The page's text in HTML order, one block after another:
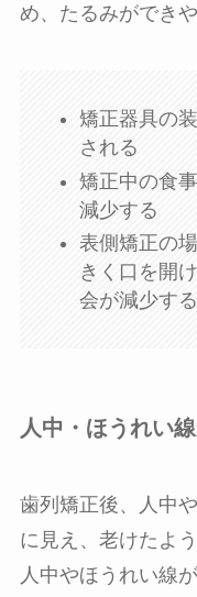
め、たるみができ
矯正器具の
される
矯正中の食
減少する
表側矯正の
きく口を開
会が減少する
人中・ほうれい
歯列矯正後、人中
に見え、老けたよ
人中やほうれい線